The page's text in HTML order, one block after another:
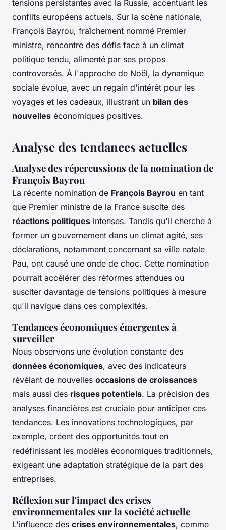
tensions persistantes avec la Russie, accentuant les
conflits européens actuels. Sur la scène nationale,
François Bayrou, fraîchement nommé Premier
ministre, rencontre des défis face à un climat
politique tendu, alimenté par ses propos
controversés. À l'approche de Noël, la dynamique
sociale évolue, avec un regain d'intérêt pour les
voyages et les cadeaux, illustrant un bilan des
nouvelles économiques positives.
Analyse des tendances actuelles
Analyse des répercussions de la nomination de
François Bayrou
La récente nomination de François Bayrou en tant
que Premier ministre de la France suscite des
réactions politiques intenses. Tandis qu'il cherche à
former un gouvernement dans un climat agité, ses
déclarations, notamment concernant sa ville natale
Pau, ont causé une onde de choc. Cette nomination
pourrait accélérer des réformes attendues ou
susciter davantage de tensions politiques à mesure
qu'il navigue dans ces complexités.
Tendances économiques émergentes à
surveiller
Nous observons une évolution constante des
données économiques, avec des indicateurs
révélant de nouvelles occasions de croissances
mais aussi des risques potentiels. La précision des
analyses financières est cruciale pour anticiper ces
tendances. Les innovations technologiques, par
exemple, créent des opportunités tout en
redéfinissant les modèles économiques traditionnels,
exigeant une adaptation stratégique de la part des
entreprises.
Réflexion sur l'impact des crises
environnementales sur la société actuelle
L'influence des crises environnementales, comme